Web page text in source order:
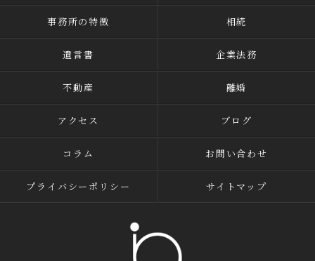
事務所の特徴 相続
遺言書 企業法務
不動産 離婚
アクセス ブログ
コラム お問い合わせ
プライバシーポリシー サイトマップ